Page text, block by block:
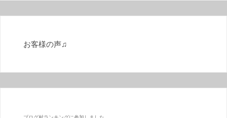
お客様の声♫